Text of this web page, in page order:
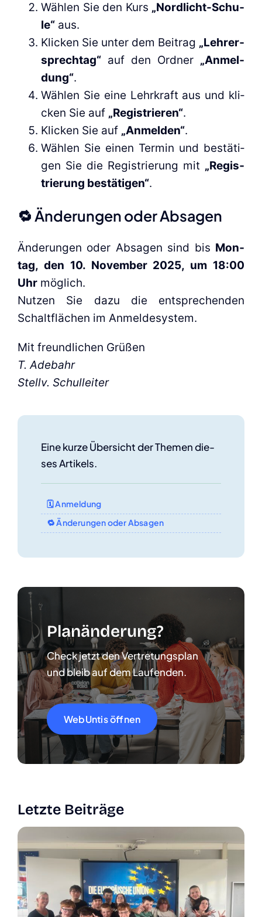
Wäh­len Sie den Kurs „Nor­d­­licht-Schu­­
le“ aus.
Kli­cken Sie unter dem Bei­trag „Leh­rer­
sprech­tag“ auf den Ord­ner „Anmel­
dung“.
Wäh­len Sie eine Lehr­kraft aus und kli­
cken Sie auf „Regis­trie­ren“.
Kli­cken Sie auf „Anmel­den“.
Wäh­len Sie einen Ter­min und bestä­ti­
gen Sie die Regis­trie­rung mit „Regis­
trie­rung bestä­ti­gen“.
🔁 Ände­run­gen oder Absa­gen
Ände­run­gen oder Absa­gen sind bis Mon­
tag, den 10. Novem­ber 2025, um 18:00
Uhr mög­lich.
Nut­zen Sie dazu die ent­spre­chen­den
Schalt­flä­chen im Anmel­de­sys­tem.
Mit freund­li­chen Grü­ßen
T. Ade­bahr
Stellv. Schul­lei­ter
Eine kur­ze Über­sicht der The­men die­
ses Arti­kels.
🗓️ Anmel­dung
🔁 Ände­run­gen oder Absa­gen
Plan­än­de­rung?
Check jetzt den Ver­tre­tungs­plan
und bleib auf dem Lau­fen­den.
WebUn­tis öff­nen
Letz­te Bei­trä­ge